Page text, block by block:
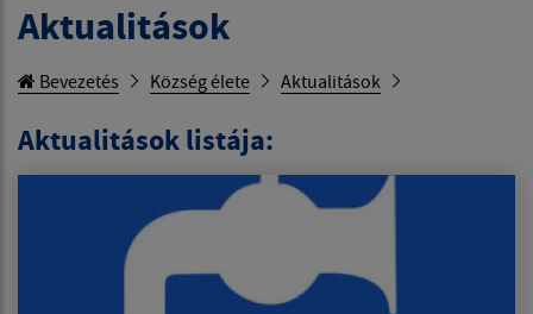
Aktualitások
Bevezetés Község élete Aktualitások
Aktualitások listája: